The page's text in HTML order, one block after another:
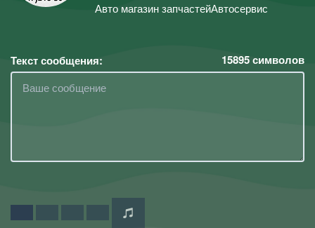
Авто магазин запчастейАвтосервис
Текст сообщения: 15895символов